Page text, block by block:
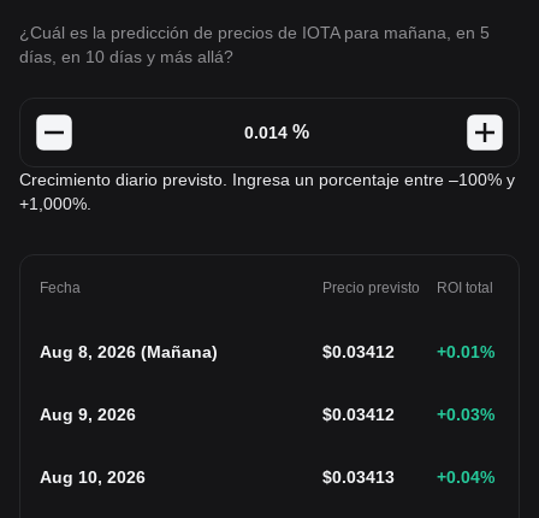
¿Cuál es la predicción de precios de IOTA para mañana, en 5
días, en 10 días y más allá?
%
Crecimiento diario previsto. Ingresa un porcentaje entre –100% y
+1,000%.
Fecha Precio previsto ROI total
Aug 8, 2026 (Mañana) $0.03412 +0.01%
Aug 9, 2026 $0.03412 +0.03%
Aug 10, 2026 $0.03413 +0.04%